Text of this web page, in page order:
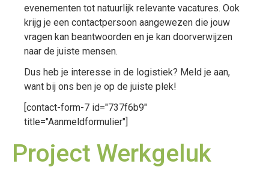
evenementen tot natuurlijk relevante vacatures. Ook
krijg je een contactpersoon aangewezen die jouw
vragen kan beantwoorden en je kan doorverwijzen
naar de juiste mensen.
Dus heb je interesse in de logistiek? Meld je aan,
want bij ons ben je op de juiste plek!
[contact-form-7 id="737f6b9"
title="Aanmeldformulier"]
Project Werkgeluk